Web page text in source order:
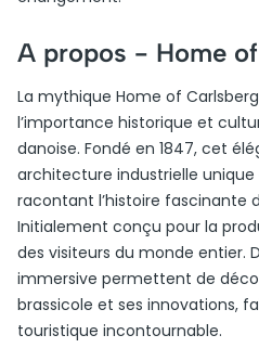
A propos - Home
La mythique Home of
l’importance historique et
danoise. Fondé en 1847, cet
architecture industrielle
racontant l’histoire fascinante
Initialement conçu pour la
des visiteurs du monde entier.
immersive permettent de
brassicole et ses innovations,
touristique incontournable.